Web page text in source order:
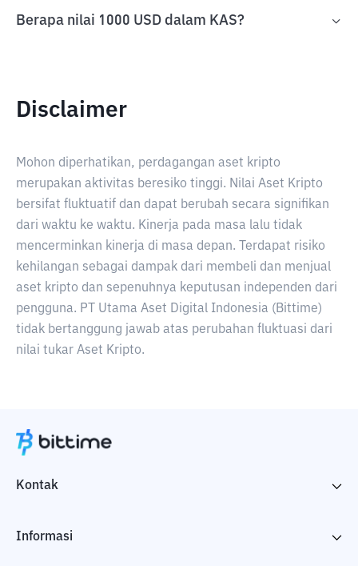
Berapa nilai 1000 USD dalam KAS?
Disclaimer
Mohon diperhatikan, perdagangan aset kripto
merupakan aktivitas beresiko tinggi. Nilai Aset Kripto
bersifat fluktuatif dan dapat berubah secara signifikan
dari waktu ke waktu. Kinerja pada masa lalu tidak
mencerminkan kinerja di masa depan. Terdapat risiko
kehilangan sebagai dampak dari membeli dan menjual
aset kripto dan sepenuhnya keputusan independen dari
pengguna. PT Utama Aset Digital Indonesia (Bittime)
tidak bertanggung jawab atas perubahan fluktuasi dari
nilai tukar Aset Kripto.
Kontak
Informasi